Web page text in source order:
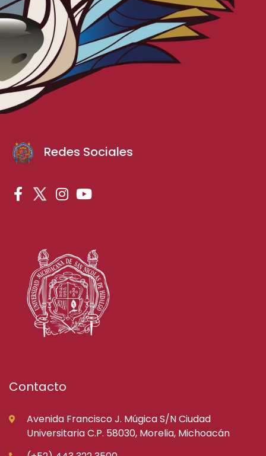
Redes Sociales
Contacto
Avenida Francisco J. Múgica S/N Ciudad
Universitaria C.P. 58030, Morelia, Michoacán